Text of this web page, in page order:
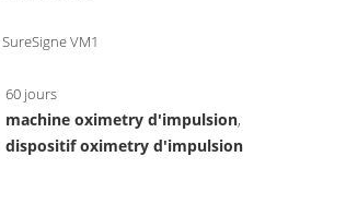
SureSigne VM1
60 jours
machine oximetry d'impulsion,
dispositif oximetry d'impulsion